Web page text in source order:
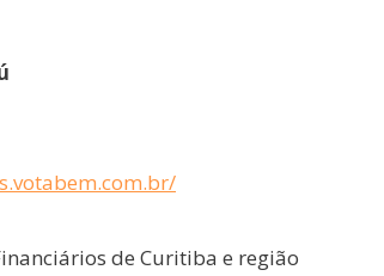
de Curitiba e região